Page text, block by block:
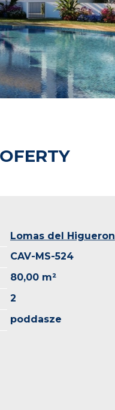
OFERTY
Lomas del Higueron
CAV-MS-524
80,00 m²
2
poddasze